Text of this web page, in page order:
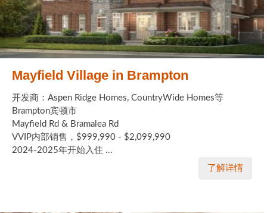
Mayfield Village in Brampton
开发商：Aspen Ridge Homes, CountryWide Homes等
Brampton宾顿市
Mayfield Rd & Bramalea Rd
VVIP内部销售，$999,990 - $2,099,990
2024-2025年开始入住 ...
了解详情